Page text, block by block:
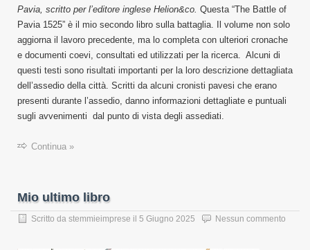
Pavia, scritto per l’editore inglese Helion&co. Questa “The Battle of
Pavia 1525” è il mio secondo libro sulla battaglia. Il volume non solo
aggiorna il lavoro precedente, ma lo completa con ulteriori cronache
e documenti coevi, consultati ed utilizzati per la ricerca. Alcuni di
questi testi sono risultati importanti per la loro descrizione dettagliata
dell’assedio della città. Scritti da alcuni cronisti pavesi che erano
presenti durante l’assedio, danno informazioni dettagliate e puntuali
sugli avvenimenti dal punto di vista degli assediati.
Continua »
Mio ultimo libro
Scritto da stemmieimprese il 5 Giugno 2025 Nessun commento